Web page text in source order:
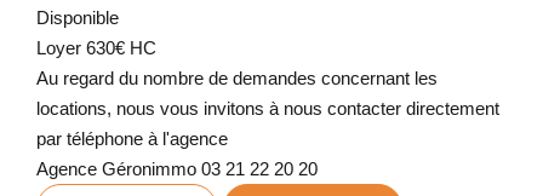
Disponible
Loyer 630€ HC
Au regard du nombre de demandes concernant les
locations, nous vous invitons à nous contacter directement
par téléphone à l'agence
Agence Géronimmo 03 21 22 20 20